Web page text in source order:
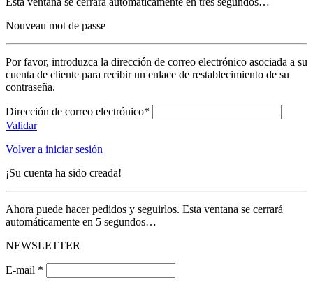
Nouveau mot de passe
Por favor, introduzca la dirección de correo electrónico asociada a su
cuenta de cliente para recibir un enlace de restablecimiento de su
contraseña.
Dirección de correo electrónico*
Validar
Volver a iniciar sesión
¡Su cuenta ha sido creada!
Ahora puede hacer pedidos y seguirlos. Esta ventana se cerrará
automáticamente en 5 segundos…
NEWSLETTER
E-mail *